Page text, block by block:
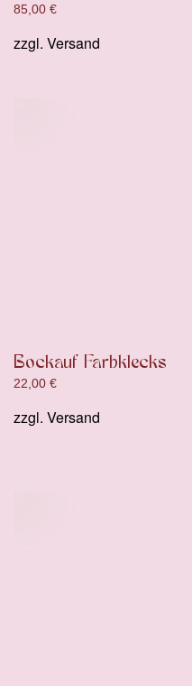
85,00 €
zzgl. Versand
Bockauf Farbklecks
22,00 €
zzgl. Versand